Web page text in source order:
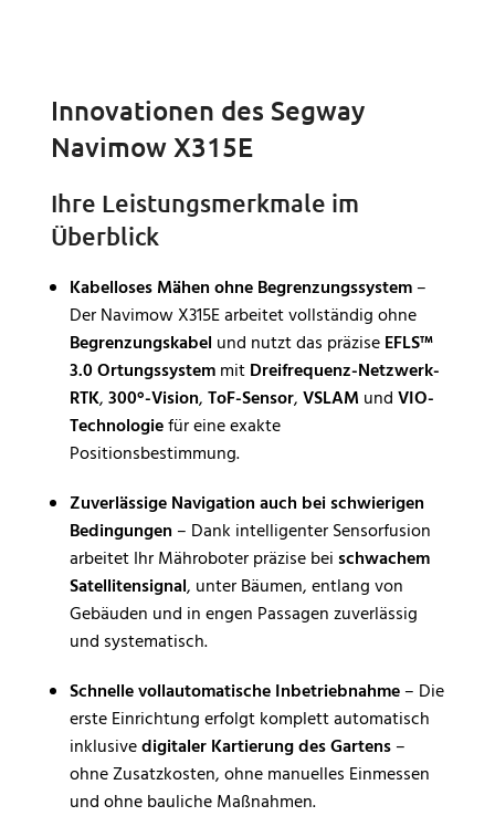
Innovationen des Segway
Navimow X315E
Ihre Leistungsmerkmale im
Überblick
Kabelloses Mähen ohne Begrenzungssystem–
Der Navimow X315E arbeitet vollständig ohne
Begrenzungskabel und nutzt das präziseEFLS™
3.0 OrtungssystemmitDreifrequenz-Netzwerk-
RTK,300°-Vision,ToF-Sensor,VSLAMundVIO-
Technologiefür eine exakte
Positionsbestimmung.
Zuverlässige Navigation auch bei schwierigen
Bedingungen – Dank intelligenter Sensorfusion
arbeitet Ihr Mähroboter präzise beischwachem
Satellitensignal, unter Bäumen, entlang von
Gebäuden und in engen Passagen zuverlässig
und systematisch.
Schnelle vollautomatische Inbetriebnahme– Die
erste Einrichtung erfolgt komplett automatisch
inklusivedigitaler Kartierung des Gartens–
ohne Zusatzkosten, ohne manuelles Einmessen
und ohne bauliche Maßnahmen.